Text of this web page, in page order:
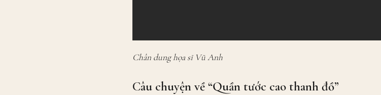
Chân dung họa sĩ Vũ Anh
Câu chuyện về “Quần tước cao thanh đồ”